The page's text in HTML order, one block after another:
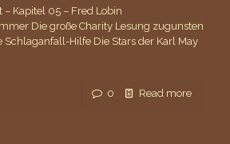
– Kapitel 05 – Fred Lobin
Die große Charity Lesung zugunsten
Schlaganfall-Hilfe Die Stars der Karl May
0 Read more